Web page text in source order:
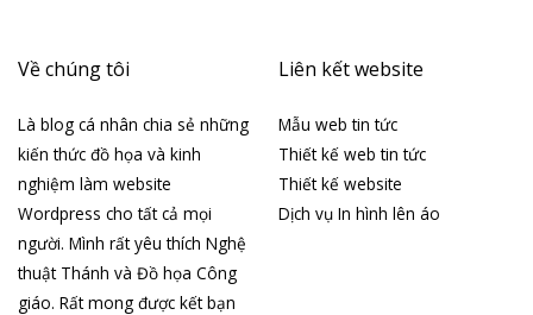
Về chúng tôi
Là blog cá nhân chia sẻ những
kiến thức đồ họa và kinh
nghiệm làm website
Wordpress cho tất cả mọi
người. Mình rất yêu thích Nghệ
thuật Thánh và Đồ họa Công
giáo. Rất mong được kết bạn
Liên kết website
Mẫu web tin tức
Thiết kế web tin tức
Thiết kế website
Dịch vụ In hình lên áo